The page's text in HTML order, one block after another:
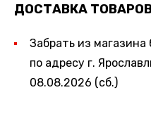
ДОСТАВКА
Забрать из магазина
по адресу г.
08.08.2026 (сб.)